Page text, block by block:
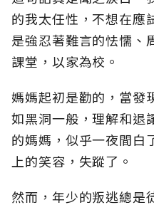
的我太任性，不想在應
是強忍著難言的怯懦、
課堂，以家為校。
媽媽起初是勸的，當發
如黑洞一般，理解和退
的媽媽，似乎一夜間白
上的笑容，失蹤了。
然而，年少的叛逃總是